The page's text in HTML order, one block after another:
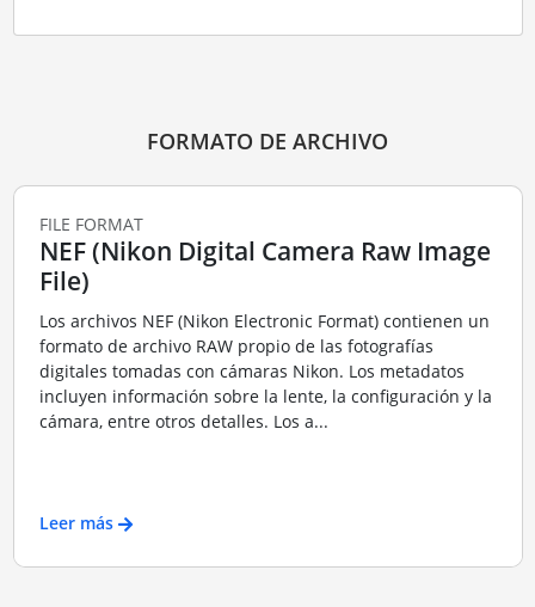
FORMATO DE ARCHIVO
FILE FORMAT
NEF (Nikon Digital Camera Raw Image
File)
Los archivos NEF (Nikon Electronic Format) contienen un
formato de archivo RAW propio de las fotografías
digitales tomadas con cámaras Nikon. Los metadatos
incluyen información sobre la lente, la configuración y la
cámara, entre otros detalles. Los a...
Leer más